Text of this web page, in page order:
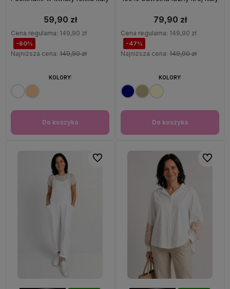
59,90 zł
Cena regularna: 149,90 zł
-60%
Najniższa cena: 149,90 zł
Do koszyka
KOLORY:
79,90 zł
Cena regularna: 149,90 zł
-47%
Najniższa cena: 149,90 zł
Do koszyka
KOLORY:
Do ulubionych Do